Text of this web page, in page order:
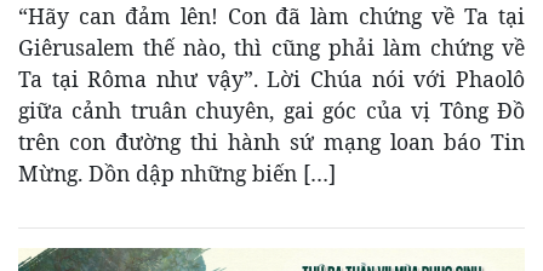
“Hãy can đảm lên! Con đã làm chứng về Ta tại
Giêrusalem thế nào, thì cũng phải làm chứng về
Ta tại Rôma như vậy”. Lời Chúa nói với Phaolô
giữa cảnh truân chuyên, gai góc của vị Tông Đồ
trên con đường thi hành sứ mạng loan báo Tin
Mừng. Dồn dập những biến […]